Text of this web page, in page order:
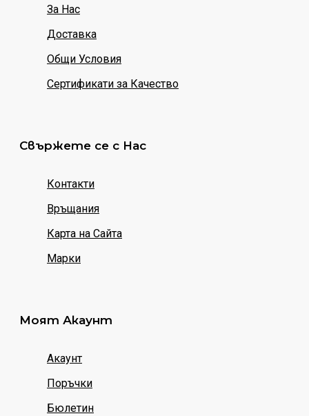
За Нас
Доставка
Общи Условия
Сертификати за Качество
Свържете се с Нас
Контакти
Връщания
Карта на Сайта
Марки
Моят Акаунт
Акаунт
Поръчки
Бюлетин